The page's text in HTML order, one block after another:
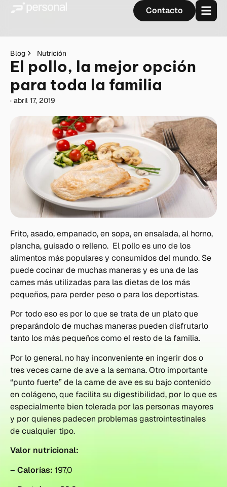
Contacto
Blog Nutrición
El pollo, la mejor opción
para toda la familia
· abril 17, 2019
Frito, asado, empanado, en sopa, en ensalada, al horno,
plancha, guisado o relleno. El pollo es uno de los
alimentos más populares y consumidos del mundo. Se
puede cocinar de muchas maneras y es una de las
carnes más utilizadas para las dietas de los más
pequeños, para perder peso o para los deportistas.
Por todo eso es por lo que se trata de un plato que
preparándolo de muchas maneras pueden disfrutarlo
tanto los más pequeños como el resto de la familia.
Por lo general, no hay inconveniente en ingerir dos o
tres veces carne de ave a la semana. Otro importante
“punto fuerte” de la carne de ave es su bajo contenido
en colágeno, que facilita su digestibilidad, por lo que es
especialmente bien tolerada por las personas mayores
y por quienes padecen problemas gastrointestinales
de cualquier tipo.
Valor nutricional:
– Calorías: 197,0